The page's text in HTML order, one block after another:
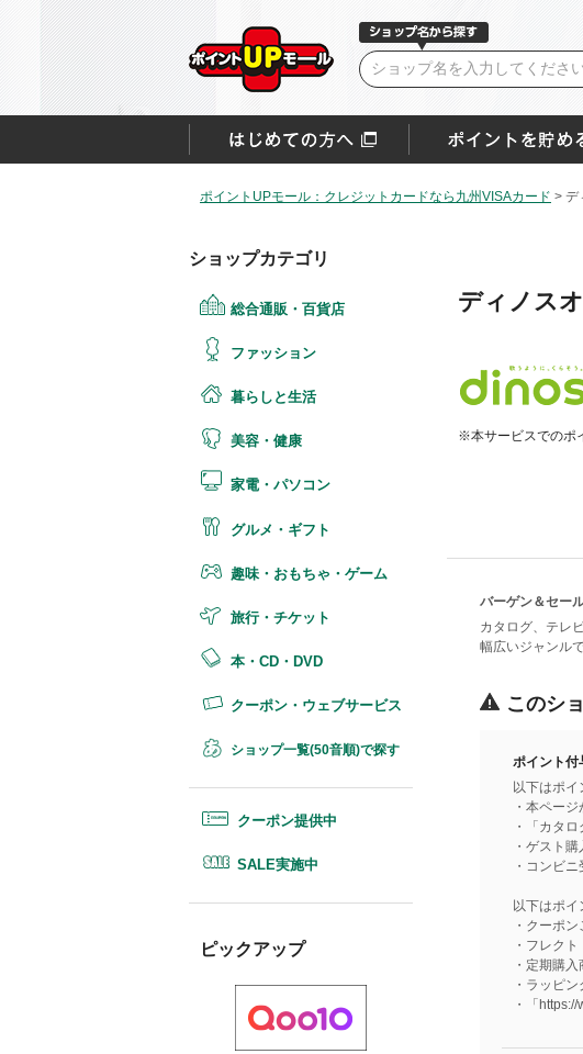
ポイントUPモール：クレジットカードなら九州VISAカード > デ
ショップカテゴリ
総合通販・百貨店
ファッション
暮らしと生活
美容・健康
家電・パソコン
グルメ・ギフト
趣味・おもちゃ・ゲーム
旅行・チケット
本・CD・DVD
クーポン・ウェブサービス
ショップ一覧(50音順)で探す
クーポン提供中
SALE実施中
ピックアップ
ディノス
※本サービスでのポ
バーゲン＆セー
カタログ、テレ
幅広いジャンル
このシ
ポイント付
以下はポイ
・本ペー
・「カタ
・ゲスト購
・コンビニ
以下はポイ
・クーポ
・フレク
・定期購入
・ラッピ
・「